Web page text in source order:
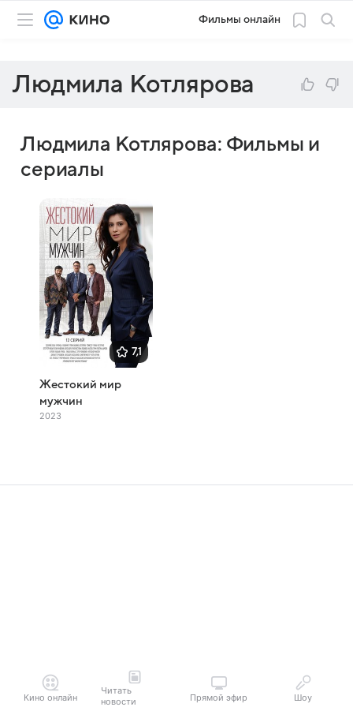
Фильмы онлайн
Людмила Котлярова
Людмила Котлярова: Фильмы и
сериалы
7,1
Жестокий мир
мужчин
2023
Кино онлайн
Читать
новости
Прямой эфир Шоу